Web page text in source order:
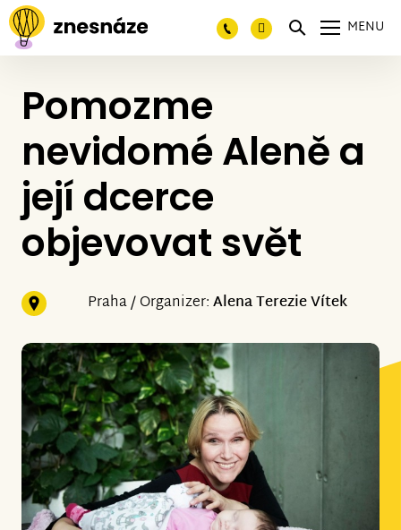
MENU
Pomozme
nevidomé Aleně a
její dcerce
objevovat svět
Praha / Organizer:Alena Terezie Vítek